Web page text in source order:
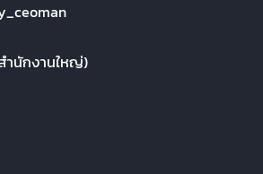
ำนักงานใหญ่)